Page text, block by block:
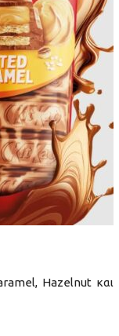
Hazelnut και